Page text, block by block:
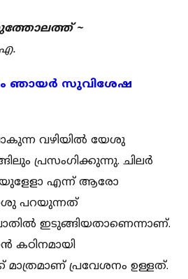
~
ഞായര്‍ സുവിശേഷ
വഴിയില്‍ യേശു
പ്രസംഗിക്കുന്നു. ചിലര്‍
എന്ന് ആരോ
പറയുന്നത്
ഇടുങ്ങിയതാണെന്നാണ്.
കഠിനമായി
മാത്രമാണ് പ്രവേശനം ഉള്ളത്.